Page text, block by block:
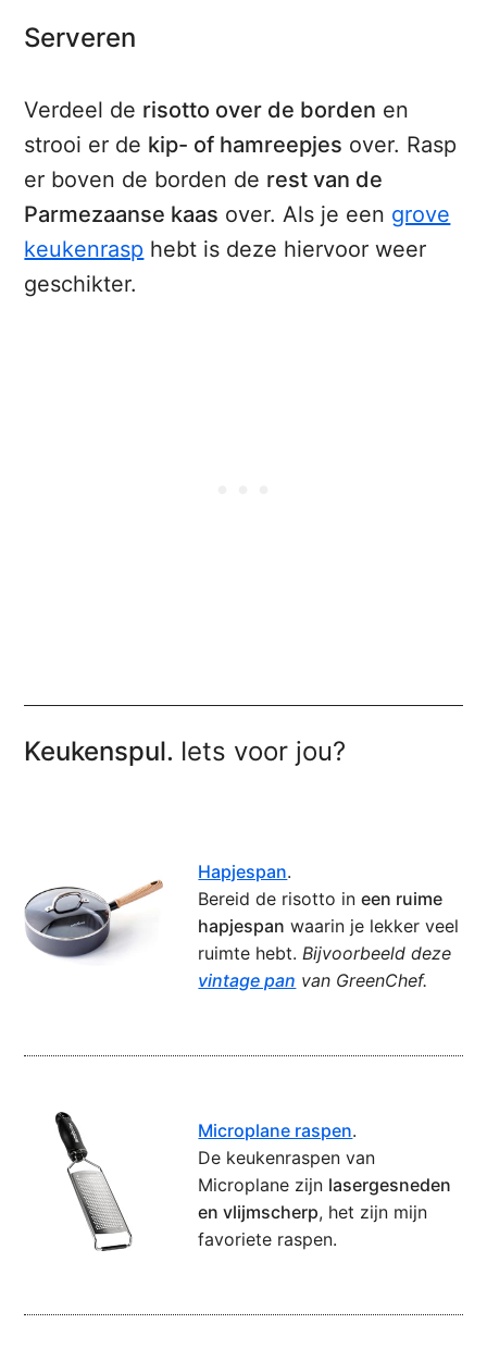
Serveren
Verdeel de risotto over de borden en
strooi er de kip- of hamreepjes over. Rasp
er boven de borden de rest van de
Parmezaanse kaas over. Als je een grove
keukenrasp hebt is deze hiervoor weer
geschikter.
Keukenspul. Iets voor jou?
Hapjespan.
Bereid de risotto ineen ruime
hapjespan waarin je lekker veel
ruimte hebt.Bijvoorbeeld deze
vintage pan van GreenChef.
Microplane raspen.
De keukenraspen van
Microplane zijn lasergesneden
en vlijmscherp, het zijn mijn
favoriete raspen.